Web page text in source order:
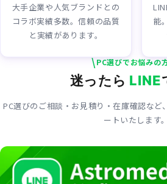
大手企業や人気ブランドとの
コラボ実績多数。信頼の品質
と実績があります。
能
\PC選びでお悩みの
迷ったら LINE
PC選びのご相談・お見積り・在庫確認など
ートいたします。